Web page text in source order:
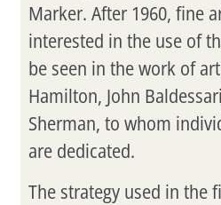
Marker. After 1960, fine
interested in the use of
be seen in the work of
Hamilton, John
Sherman, to whom
are dedicated.
The strategy used in the